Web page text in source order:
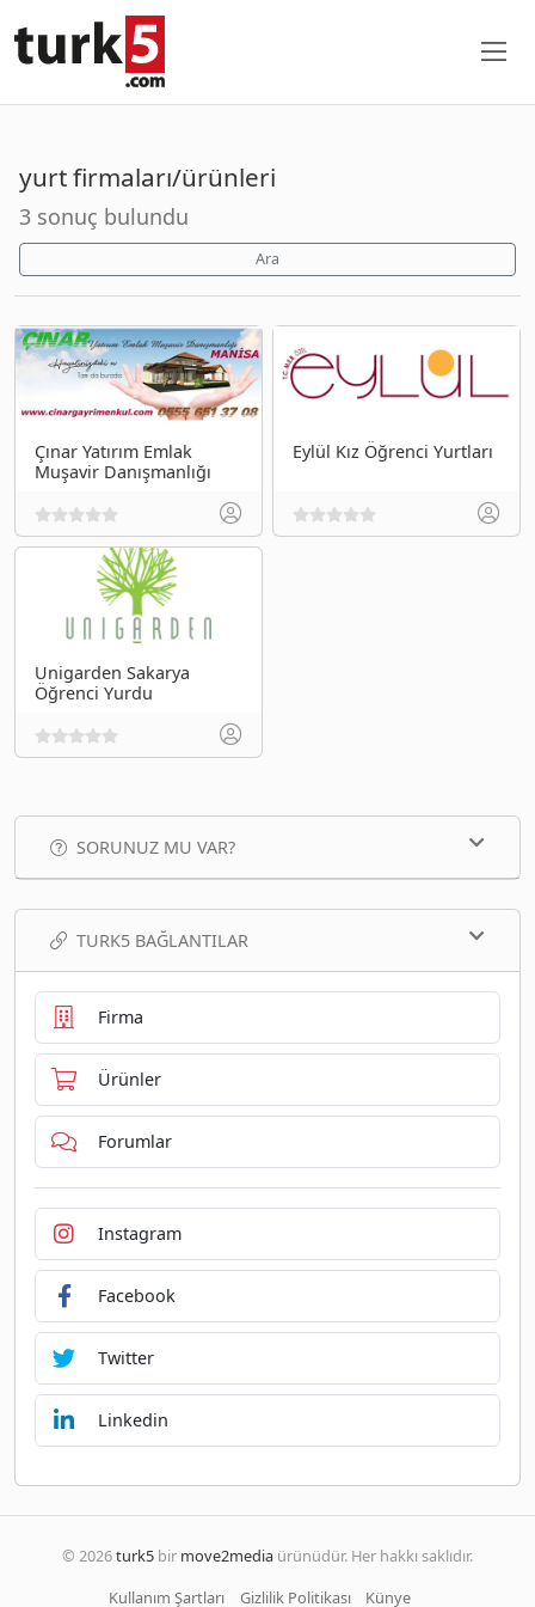
yurt firmaları/ürünleri
3 sonuç bulundu
Ara
Çınar Yatırım Emlak
Muşavir Danışmanlığı
Eylül Kız Öğrenci Yurtları
Unigarden Sakarya
Öğrenci Yurdu
SORUNUZ MU VAR?
TURK5 BAĞLANTILAR
Firma
Ürünler
Forumlar
Instagram
Facebook
Twitter
Linkedin
© 2026turk5 bir move2media ürünüdür. Her hakkı saklıdır.
Kullanım Şartları
Gizlilik Politikası Künye